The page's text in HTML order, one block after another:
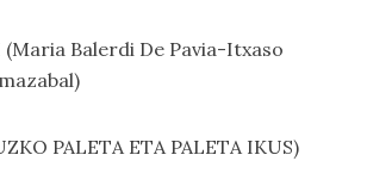
(Maria Balerdi De Pavia-Itxaso
PALETA ETA PALETA IKUS)